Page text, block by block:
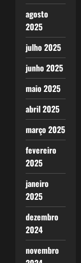
agosto
2025
julho 2025
junho 2025
maio 2025
abril 2025
março 2025
fevereiro
2025
janeiro
2025
dezembro
2024
novembro